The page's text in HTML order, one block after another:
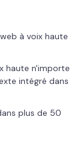
à voix haute
haute n'importe
intégré dans
plus de 50